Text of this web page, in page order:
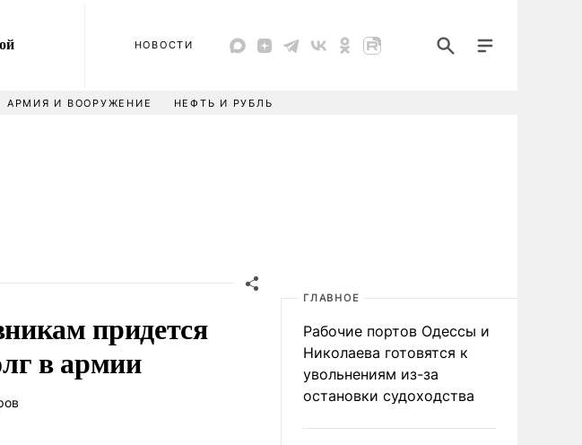
НОВОСТИ
АРМИЯ И ВООРУЖЕНИЕ НЕФТЬ И РУБЛЬ
придется
в армии
ГЛАВНОЕ
Рабочие портов Одессы и
Николаева готовятся к
увольнениям из-за
остановки судоходства